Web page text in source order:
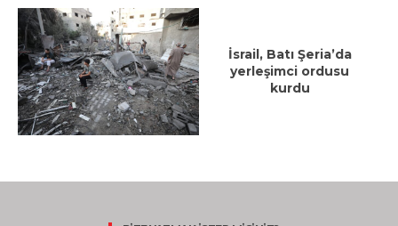
İsrail, Batı Şeria’da
yerleşimci ordusu
kurdu